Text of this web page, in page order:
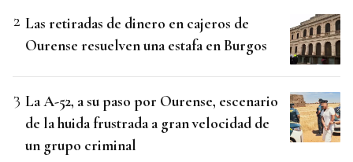
Las retiradas de dinero en cajeros de
Ourense resuelven una estafa en Burgos
La A-52, a su paso por Ourense, escenario
de la huida frustrada a gran velocidad de
un grupo criminal